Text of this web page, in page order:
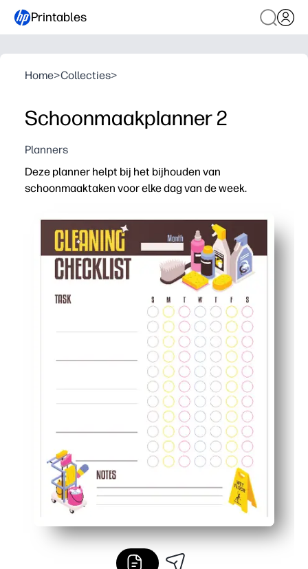
Printables
Home>Collecties>
Schoonmaakplanner 2
Planners
Deze planner helpt bij het bijhouden van
schoonmaaktaken voor elke dag van de week.
Print-and-Go - geen installatie vereist - u kunt het
Zo blijft iedereen op één lijn: jij, kinderen,
Flexibele indeling - pas kamers, taken en frequentie
Zorgt voor gezonde gewoontes: checkboxes maken